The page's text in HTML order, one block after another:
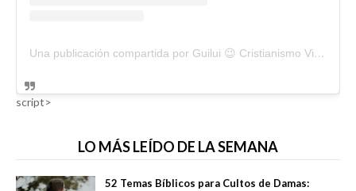
Una publicación compartida por Guilui 😉 Cristianismo Viral (@guiluiviral)
script>
LO MÁS LEÍDO DE LA SEMANA
52 Temas Bíblicos para Cultos de Damas: